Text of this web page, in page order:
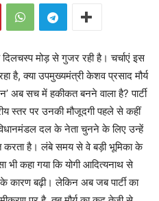
मोड़ से गुजर रही है। चर्चाएं इस
है, क्या उपमुख्यमंत्री केशव प्रसाद मौर्य
अब सच में हकीकत बनने वाला है? पार्टी
स्तर पर उनकी मौजूदगी पहले से कहीं
विधानमंडल दल के नेता चुनने के लिए उन्हें
करता है। लंबे समय से वे बड़ी भूमिका के
भी कहा गया कि योगी आदित्यनाथ से
के कारण बढ़ी। लेकिन अब जब पार्टी का